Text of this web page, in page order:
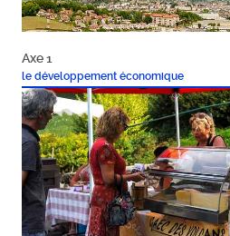
le développement économique
Axe 1